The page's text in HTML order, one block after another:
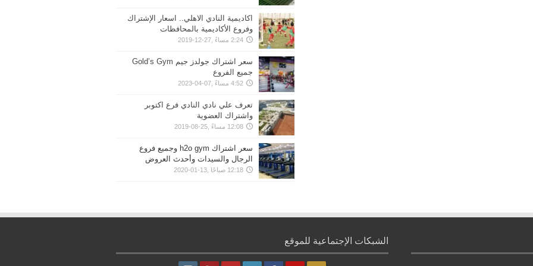
اكاديمية النادي الاهلي.. اسعار الإشتراك
وفروع الأكاديمية بالمحافظات
2:24 مساءً ,27-12-2019
سعر اشتراك جولدز جيم Gold’s Gym
جميع الفروع
4:52 مساءً ,07-04-2023
تعرف علي نادي النادي فرع اكتوبر
واشتراك العضوية
12:08 مساءً ,25-08-2019
سعر اشتراك h2o gym وجميع فروع
الرجال والسيدات وأحدث العروض
12:18 صباحًا ,13-01-2020
الشبكات الإجتماعية للموقع